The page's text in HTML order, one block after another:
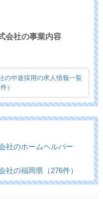
会社の事業内容
の中途採用の求人情報一覧
）
社のホームヘルパー
社の福岡県（276件）